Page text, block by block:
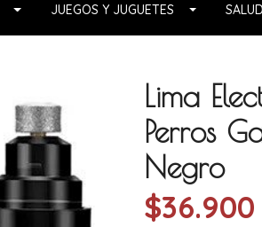
JUEGOS Y JUGUETES
Lima
Perros
Negro
$36.900